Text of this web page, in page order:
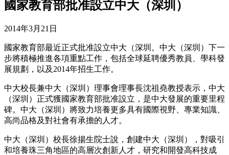
國家教育部批准設立中大（深圳）
2014年3月21日
國家教育部最近正式批准設立中大（深圳。中大（深圳）下一
步將積極推進各項重點工作，包括全球延聘優秀教員、學科發
展規劃，以及2014年招生工作。
中大校長兼中大（深圳）理事會理事長沈祖堯教授表示，中大
（深圳）正式獲國家教育部批准設立，是中大發展的重要里程
碑。中大（深圳）將致力培養更多具有國際視野、專業知識、
高尚品格及對社會有承擔的人才。
中大（深圳）校長徐揚生院士說，創建中大（深圳），對吸引
和培養珠三角地區的高層次創新人才，研究和開發高科技成